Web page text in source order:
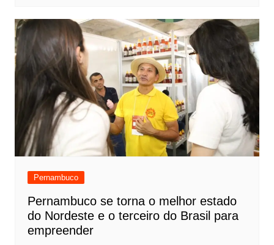
Pernambuco
Pernambuco se torna o melhor estado
do Nordeste e o terceiro do Brasil para
empreender